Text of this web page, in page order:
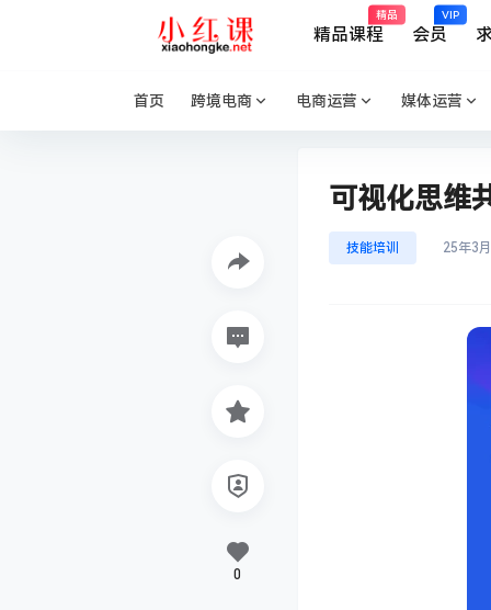
精品课程
精品
会员
VIP
首页 跨境电商 电商运营 媒体运营
可视化思维
技能培训 25年3
0